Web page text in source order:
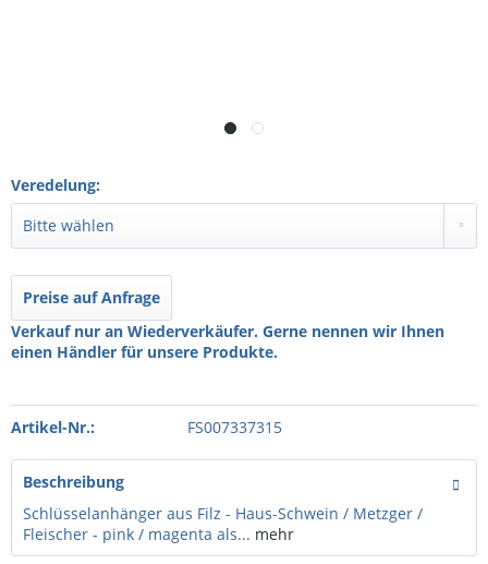
Veredelung:
Preise auf Anfrage
Verkauf nur an Wiederverkäufer. Gerne nennen wir Ihnen
einen Händler für unsere Produkte.
Artikel-Nr.: FS007337315
Beschreibung
Schlüsselanhänger aus Filz - Haus-Schwein / Metzger /
Fleischer - pink / magenta als... mehr